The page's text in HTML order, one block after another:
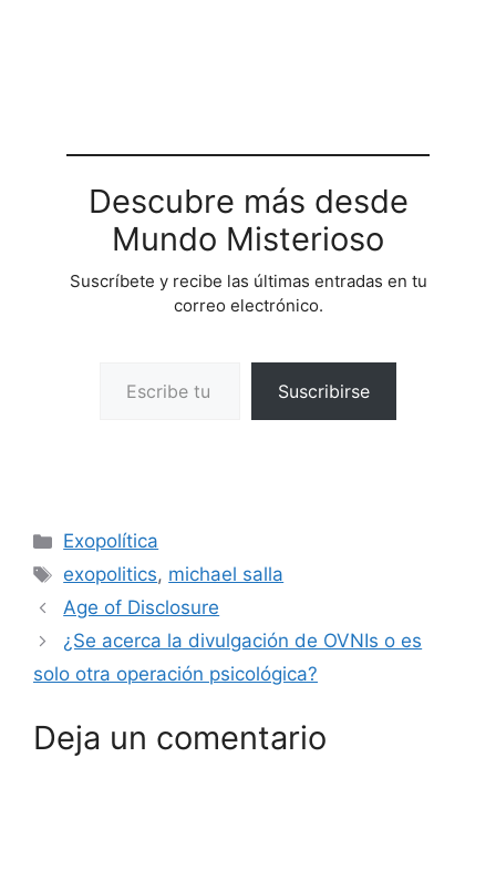
Descubre más desde
Mundo Misterioso
Suscríbete y recibe las últimas entradas en tu
correo electrónico.
Suscribirse
Categorías
Exopolítica
Etiquetas
exopolitics, michael salla
Age of Disclosure
¿Se acerca la divulgación de OVNIs o es
solo otra operación psicológica?
Deja un comentario